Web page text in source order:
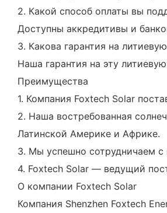
2. Какой способ оплаты вы
Доступны аккредитивы и
3. Какова гарантия на
Наша гарантия на эту
Преимущества
1. Компания Foxtech Solar
2. Наша востребованная
Латинской Америке и Африке.
3. Мы успешно сотрудничаем с
4. Foxtech Solar — ведущий
О компании Foxtech Solar
Компания Shenzhen Foxtech